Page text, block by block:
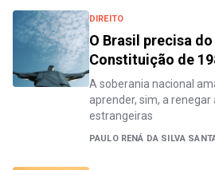
DIREITO
O Brasil precisa
Constituição de
A soberania nacional
aprender, sim, a renegar
estrangeiras
PAULO RENÁ DA SILVA